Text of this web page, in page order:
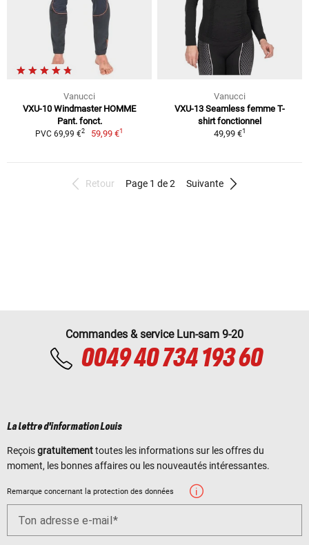
Vanucci
VXU-10 Windmaster HOMME
Pant. fonct.
PVC 69,99 €2 59,99 €1
Vanucci
VXU-13 Seamless femme T-
shirt fonctionnel
49,99 €1
Retour Page 1 de 2 Suivante
Commandes & service Lun-sam 9-20
0049 40 734 193 60
La lettre d'information Louis
Reçoisgratuitementtoutes les informations sur les offres du
moment, les bonnes affaires ou les nouveautés intéressantes.
Remarque concernant la protection des données
Ton adresse e-mail